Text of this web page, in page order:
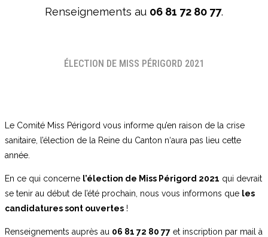
Renseignements au 06 81 72 80 77.
ÉLECTION DE MISS PÉRIGORD 2021
Le Comité Miss Périgord vous informe qu’en raison de la crise
sanitaire, l’élection de la Reine du Canton n‘aura pas lieu cette
année.
En ce qui concerne l’élection de Miss Périgord 2021 qui devrait
se tenir au début de l’été prochain, nous vous informons que les
candidatures sont ouvertes !
Renseignements auprès au 06 81 72 80 77 et inscription par mail à